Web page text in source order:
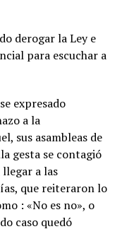
derogar la Ley e
para escuchar a
expresado
a la
sus asambleas de
gesta se contagió
a las
que reiteraron lo
: «No es no», o
caso quedó